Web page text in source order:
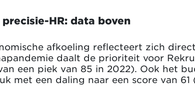
HR: data boven
afkoeling reflecteert zich
daalt de prioriteit voor
een piek van 85 in 2022). Ook het
met een daling naar een score van